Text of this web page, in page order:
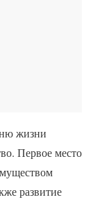
жизни
Первое место
развитие